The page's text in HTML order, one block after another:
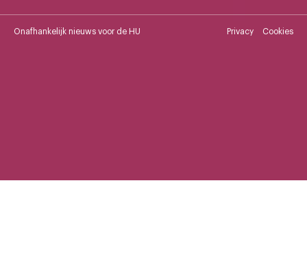
Onafhankelijk nieuws voor de HU Privacy Cookies